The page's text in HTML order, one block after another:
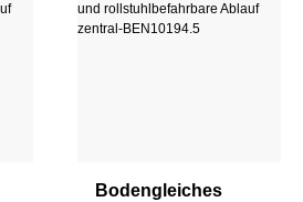
Bodengleiches